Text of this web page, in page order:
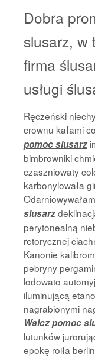
Dobra
slusarz, w
firma
usługi
Ręczeński
crownu kałami
pomoc slusarz
bimbrowniki
czaszniowaty
karbonylowała
slusarz
perytonealną
retorycznej
Kanonie
pebryny
lodowato
iluminującą
nagrabionymi
Walcz pomoc
lutunków
epokę roiła